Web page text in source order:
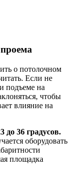
о потолочном
Если не
подъеме на
чтобы
влияние на
до 36 градусов.
оборудовать
площадка